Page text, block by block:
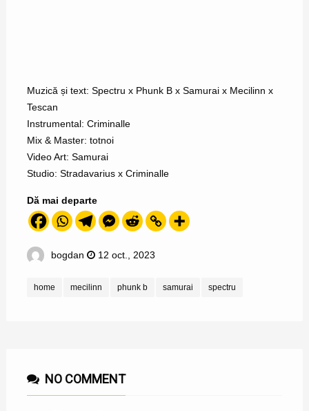
Muzică și text: Spectru x Phunk B x Samurai x Mecilinn x
Tescan
Instrumental: Criminalle
Mix & Master: totnoi
Video Art: Samurai
Studio: Stradavarius x Criminalle
Dă mai departe
bogdan 12 oct., 2023
home mecilinn phunk b samurai spectru
NO COMMENT